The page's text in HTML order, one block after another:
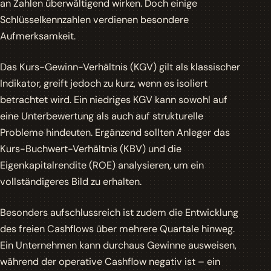
an Zahlen überwältigend wirken. Doch einige
Schlüsselkennzahlen verdienen besondere
Aufmerksamkeit.
Das Kurs-Gewinn-Verhältnis (KGV) gilt als klassischer
Indikator, greift jedoch zu kurz, wenn es isoliert
betrachtet wird. Ein niedriges KGV kann sowohl auf
eine Unterbewertung als auch auf strukturelle
Probleme hindeuten. Ergänzend sollten Anleger das
Kurs-Buchwert-Verhältnis (KBV) und die
Eigenkapitalrendite (ROE) analysieren, um ein
vollständigeres Bild zu erhalten.
Besonders aufschlussreich ist zudem die Entwicklung
des freien Cashflows über mehrere Quartale hinweg.
Ein Unternehmen kann durchaus Gewinne ausweisen,
während der operative Cashflow negativ ist – ein